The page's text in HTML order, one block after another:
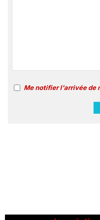
Me notifier l'arrivée de